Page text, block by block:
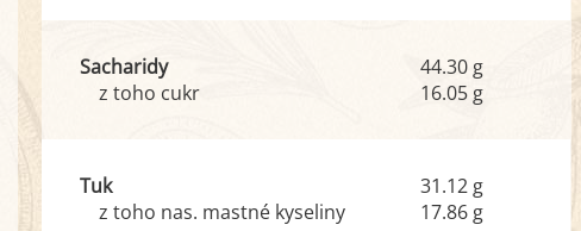
Sacharidy
z toho cukr
44.30 g
16.05 g
Tuk
z toho nas. mastné kyseliny
31.12 g
17.86 g